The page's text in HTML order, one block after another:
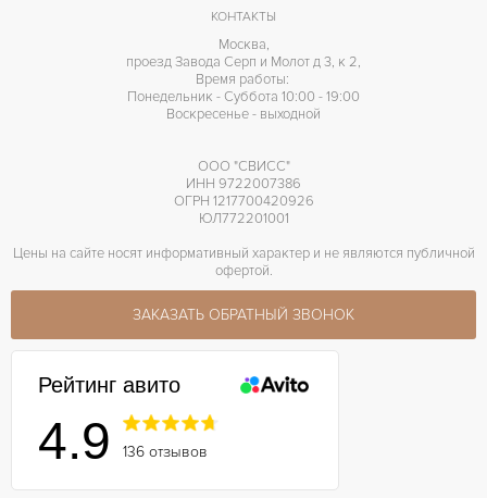
КОНТАКТЫ
Москва,
проезд Завода Серп и Молот д 3, к 2,
Время работы:
Понедельник - Суббота 10:00 - 19:00
Воскресенье - выходной
ООО "СВИСС"
ИНН 9722007386
ОГРН 1217700420926
ЮЛ772201001
Цены на сайте носят информативный характер и не являются публичной
офертой.
ЗАКАЗАТЬ ОБРАТНЫЙ ЗВОНОК
Рейтинг авито
4.9 136 отзывов